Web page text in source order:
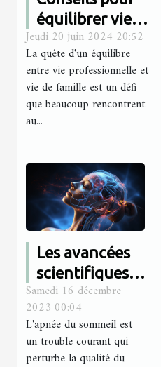
équilibrer vie
professionnelle
et vie de
famille :
stratégies et
astuces
Jeudi 20 juin 2024 20:52
La quête d'un équilibre
entre vie professionnelle et
vie de famille est un défi
que beaucoup rencontrent
au...
Les avancées
scientifiques
dans le
traitement de
l'apnée du
sommeil
Samedi 16 décembre
2023 00:04
L'apnée du sommeil est
un trouble courant qui
perturbe la qualité du